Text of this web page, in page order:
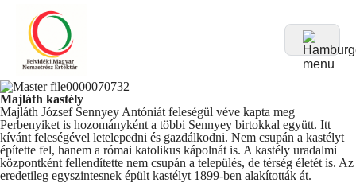
Majláth kastély
Majláth József Sennyey Antóniát feleségül véve kapta meg
Perbenyiket is hozományként a többi Sennyey birtokkal együtt. Itt
kívánt feleségével letelepedni és gazdálkodni. Nem csupán a kastélyt
építette fel, hanem a római katolikus kápolnát is. A kastély uradalmi
központként fellendítette nem csupán a település, de térség életét is. Az
eredetileg egyszintesnek épült kastélyt 1899-ben alakították át.